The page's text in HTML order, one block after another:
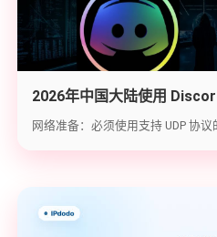
2026年中国大陆使用
账号注册到防封避坑
网络准备：必须使用支持 UDP 协